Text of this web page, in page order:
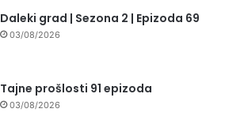
Daleki grad | Sezona 2 | Epizoda 69
03/08/2026
Tajne prošlosti 91 epizoda
03/08/2026